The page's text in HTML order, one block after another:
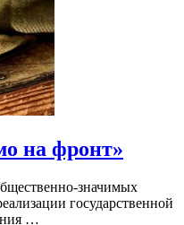
на фронт»
значимых
государственной
…